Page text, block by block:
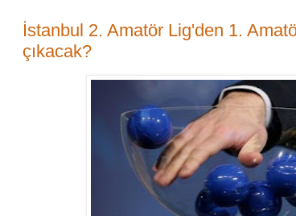
İstanbul 2. Amatör Lig'den 1.
çıkacak?